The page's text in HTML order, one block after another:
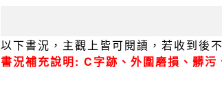
以下書況，主觀上皆可閱讀，若收到後
書況補充說明: C字跡、外圍磨損、髒污